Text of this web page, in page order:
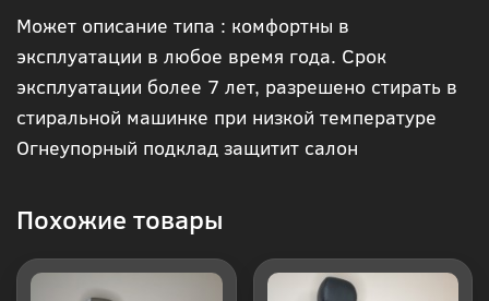
в 1
клик
Может описание типа : комфортны в
эксплуатации в любое время года. Срок
эксплуатации более 7 лет, разрешено стирать в
стиральной машинке при низкой температуре
Огнеупорный подклад защитит салон
Похожие товары